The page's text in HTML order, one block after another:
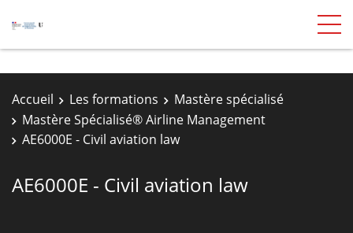
Accueil Les formations
Mastère spécialisé
Mastère Spécialisé® Airline Management
AE6000E - Civil aviation law
AE6000E - Civil aviation law